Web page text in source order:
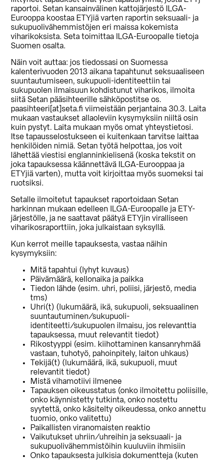
raportoi. Setan kansainvälinen kattojärjestö ILGA-
Eurooppa koostaa ETYjiä varten raportin seksuaali- ja
sukupuolivähemmistöjen eri maissa kokemista
viharikoksista. Seta toimittaa ILGA-Euroopalle tietoja
Suomen osalta.
Näin voit auttaa: jos tiedossasi on Suomessa
kalenterivuoden 2013 aikana tapahtunut seksuaaliseen
suuntautumiseen, sukupuoli-identiteettiin tai
sukupuolen ilmaisuun kohdistunut viharikos, ilmoita
siitä Setan pääsihteerille sähköpostitse os.
paasihteeri[at]seta.fi viimeistään perjantaina 30.3. Laita
mukaan vastaukset allaoleviin kysymyksiin niiltä osin
kuin pystyt. Laita mukaan myös omat yhteystietosi.
Itse tapausselostukseen ei kuitenkaan tarvitse laittaa
henkilöiden nimiä. Setan työtä helpottaa, jos voit
lähettää viestisi englanninkielisenä (koska tekstit on
joka tapauksessa käännettävä ILGA-Eurooppaa ja
ETYjiä varten), mutta voit kirjoittaa myös suomeksi tai
ruotsiksi.
Setalle ilmoitetut tapaukset raportoidaan Setan
harkinnan mukaan edelleen ILGA-Euroopalle ja ETY-
järjestölle, ja ne saattavat päätyä ETYjin viralliseen
viharikosraporttiin, joka julkaistaan syksyllä.
Kun kerrot meille tapauksesta, vastaa näihin
kysymyksiin:
Mitä tapahtui (lyhyt kuvaus)
Päivämäärä, kellonaika ja paikka
Tiedon lähde (esim. uhri, poliisi, järjestö, media
tms)
Uhri(t) (lukumäärä, ikä, sukupuoli, seksuaalinen
suuntautuminen/sukupuoli-
identiteetti/sukupuolen ilmaisu, jos relevanttia
tapauksessa, muut relevantit tiedot)
Rikostyyppi (esim. kiihottaminen kansanryhmää
vastaan, tuhotyö, pahoinpitely, laiton uhkaus)
Tekijä(t) (lukumäärä, ikä, sukupuoli, muut
relevantit tiedot)
Mistä vihamotiivi ilmenee
Tapauksen oikeusstatus (onko ilmoitettu poliisille,
onko käynnistetty tutkinta, onko nostettu
syytettä, onko käsitelty oikeudessa, onko annettu
tuomio, onko valitettu)
Paikallisten viranomaisten reaktio
Vaikutukset uhriin/uhreihin ja seksuaali- ja
sukupuolivähemmistöihin kuuluviin ihmisiin
Onko tapauksesta julkisia dokumentteja (kuten